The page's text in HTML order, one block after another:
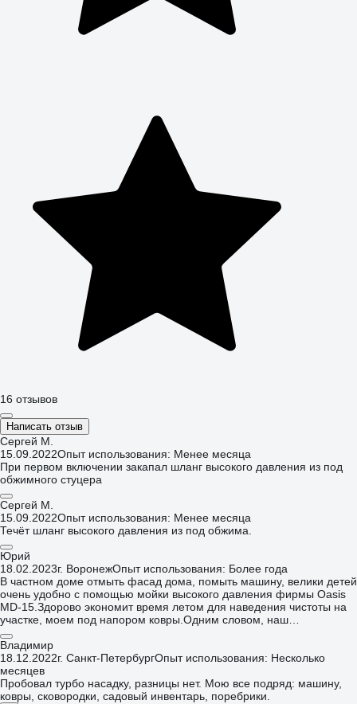
16 отзывов
Написать отзыв
Сергей М.
15.09.2022Опыт использования: Менее месяца
При первом включении закапал шланг высокого давления из под
обжимного стуцера
Сергей М.
15.09.2022Опыт использования: Менее месяца
Течёт шланг высокого давления из под обжима.
Юрий
18.02.2023г. ВоронежОпыт использования: Более года
В частном доме отмыть фасад дома, помыть машину, велики детей
очень удобно с помощью мойки высокого давления фирмы Oasis
MD-15.Здорово экономит время летом для наведения чистоты на
участке, моем под напором ковры.Одним словом, наш
универсальный помощник.Насос мощный, распылитель-пистолет
комфортный в управлении.
Владимир
18.12.2022г. Санкт-ПетербургОпыт использования: Несколько
месяцев
Пробовал турбо насадку, разницы нет. Мою все подряд: машину,
ковры, сковородки, садовый инвентарь, поребрики.